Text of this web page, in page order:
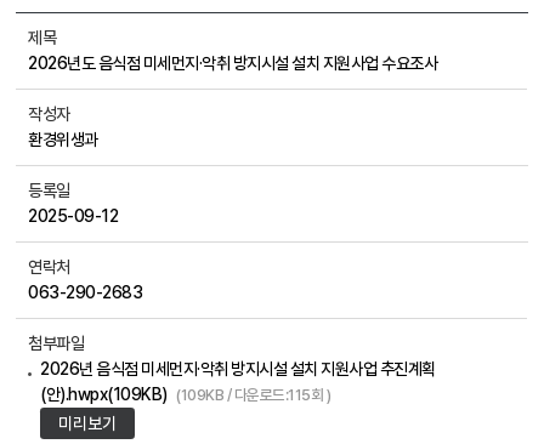
제목
2026년도 음식점 미세먼지·악취 방지시설 설치 지원사업 수요조사
작성자
환경위생과
등록일
2025-09-12
연락처
063-290-2683
첨부파일
2026년 음식점 미세먼지·악취 방지시설 설치 지원사업 추진계획
(안).hwpx(109KB) (109KB / 다운로드:115회 )
미리보기